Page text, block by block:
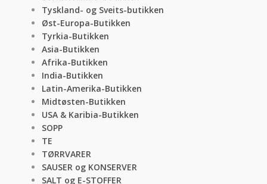
Tyskland- og Sveits-butikken
Øst-Europa-Butikken
Tyrkia-Butikken
Asia-Butikken
Afrika-Butikken
India-Butikken
Latin-Amerika-Butikken
Midtøsten-Butikken
USA & Karibia-Butikken
SOPP
TE
TØRRVARER
SAUSER og KONSERVER
SALT og E-STOFFER